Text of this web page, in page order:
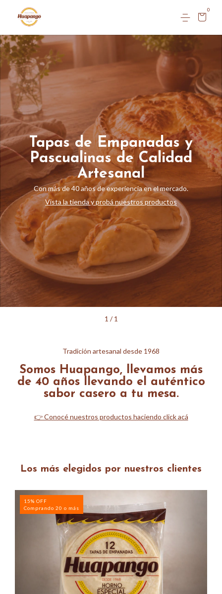
0
Tapas de Empanadas y
Pascualinas de Calidad
Artesanal
Con más de 40 años de experiencia en el mercado.
Vista la tienda y probá nuestros productos
1 /1
Tradición artesanal desde 1968
Somos Huapango, llevamos más
de 40 años llevando el auténtico
sabor casero a tu mesa.
👉 Conocé nuestros productos haciendo click acá
Los más elegidos por nuestros clientes
15% OFF
Comprando 20 o más